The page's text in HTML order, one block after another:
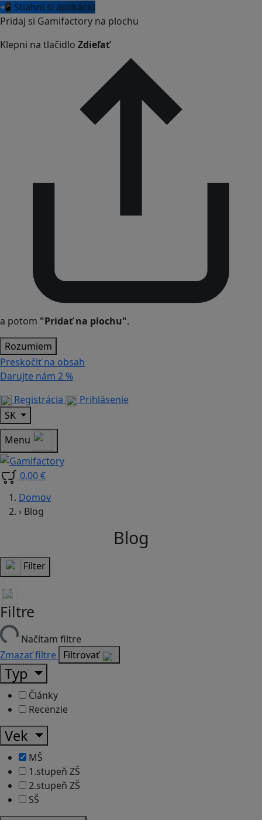
📲 Stiahni si aplikáciu
Pridaj si Gamifactory na plochu
Klepni na tlačidlo Zdieľať
a potom "Pridať na plochu".
Rozumiem
Preskočiť na obsah
Darujte nám 2 %
Registrácia
Prihlásenie
SK
Menu
0,00 €
Domov
› Blog
Blog
Filter
Filtre
Načítam filtre
Zmazať filtre Filtrovať
Typ
Články
Recenzie
Vek
MŠ
1.stupeň ZŠ
2.stupeň ZŠ
SŠ